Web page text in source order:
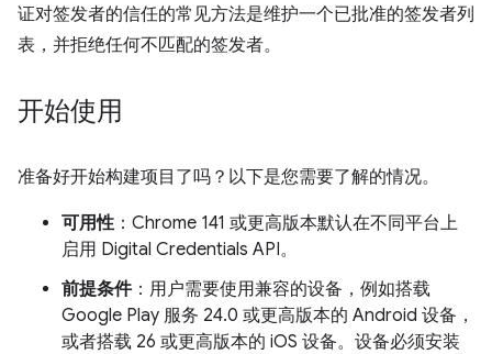
证对签发者的信任的常见方法是维护一个已批准的签发者列
表，并拒绝任何不匹配的签发者。
开始使用
准备好开始构建项目了吗？以下是您需要了解的情况。
可用性 ：Chrome 141 或更高版本默认在不同平台上
启用 Digital Credentials API。
前提条件：用户需要使用兼容的设备，例如搭载
Google Play 服务 24.0 或更高版本的 Android 设备，
或者搭载 26 或更高版本的 iOS 设备。设备必须安装